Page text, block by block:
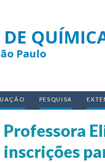
Paulo
PESQUISA
Professora
inscrições